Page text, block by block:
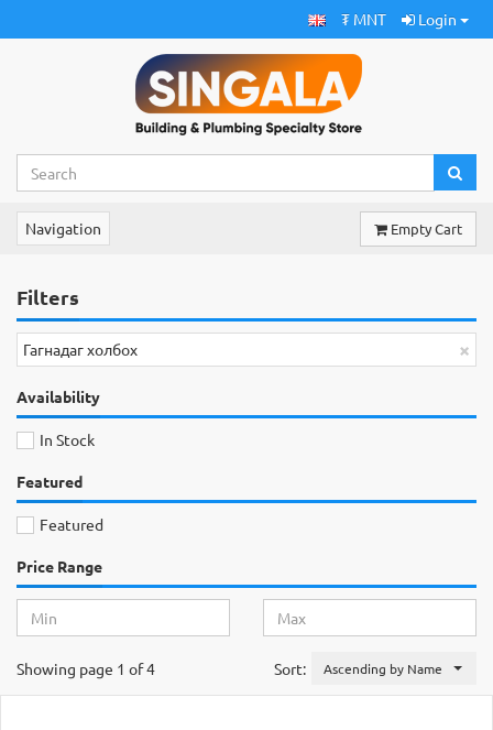
₮ MNT Login
Navigation Empty Cart
Filters
×
Гагнадаг холбох
Availability
In Stock
Featured
Featured
Price Range
Sort: Ascending by Name
Showing page 1 of 4